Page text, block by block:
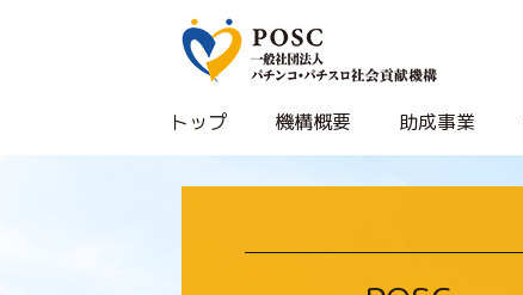
トップ 機構概要 助成事業